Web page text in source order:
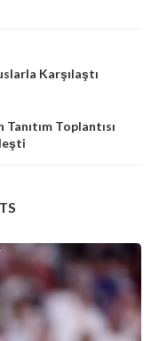
Karşılaştı
Toplantısı